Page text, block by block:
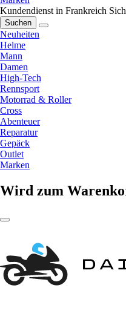
Kundendienst in Frankreich
Suchen
Neuheiten
Helme
Mann
Damen
High-Tech
Rennsport
Motorrad & Roller
Cross
Abenteuer
Reparatur
Gepäck
Outlet
Marken
Wird zum